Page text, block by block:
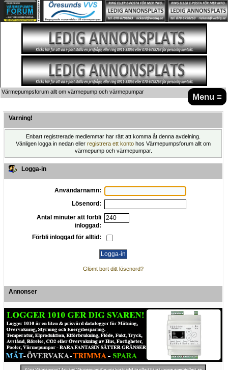
Menu ≡
Värmepumpsforum allt om värmepump och värmepumpar
Varning!
Enbart registrerade medlemmar har rätt att komma åt denna avdelning.
Vänligen logga in nedan eller registrera ett konto hos Värmepumpsforum allt om
värmepump och värmepumpar.
Logga-in
Användarnamn:
Lösenord:
Antal minuter att förbli
inloggad:
Förbli inloggad för alltid:
Glömt bort ditt lösenord?
Annonser